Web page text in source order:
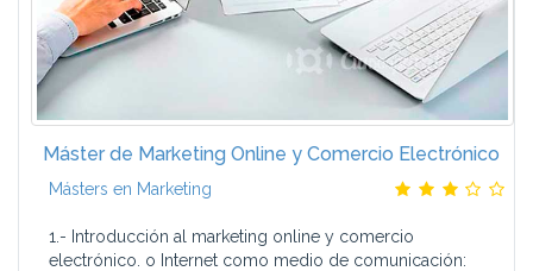
Máster de Marketing Online y Comercio Electrónico
Másters en Marketing
1.- Introducción al marketing online y comercio
electrónico. o Internet como medio de comunicación: